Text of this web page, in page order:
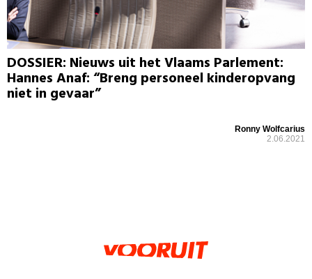
DOSSIER: Nieuws uit het Vlaams Parlement:
Hannes Anaf: “Breng personeel kinderopvang
niet in gevaar”
Ronny Wolfcarius
2.06.2021